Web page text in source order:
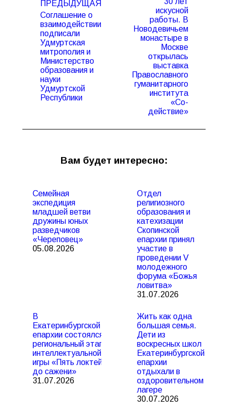
записям
ПРЕДЫДУЩАЯ
Предыдущая
запись:
Соглашение о
взаимодействии
подписали
Удмуртская
митрополия и
Министерство
образования и
науки
Удмуртской
Республики
Следующая
запись:
искусной
работы. В
Новодевичьем
монастыре в
Москве
открылась
выставка
Православного
гуманитарного
института
«Со-
действие»
Вам будет интересно:
Семейная
экспедиция
младшей ветви
дружины юных
разведчиков
«Череповец»
05.08.2026
Отдел
религиозного
образования и
катехизации
Скопинской
епархии принял
участие в
проведении V
молодежного
форума «Божья
ловитва»
31.07.2026
В
Екатеринбургской
епархии состоялся
региональный этап
интеллектуальной
игры «Пять локтей
до сажени»
31.07.2026
Жить как одна
большая семья.
Дети из
воскресных школ
Екатеринбургской
епархии
отдыхали в
оздоровительном
лагере
30.07.2026